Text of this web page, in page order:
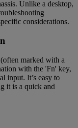
Unlike a desktop,
considerations.
marked with a
with the 'Fn' key,
input. It’s easy to
it is a quick and